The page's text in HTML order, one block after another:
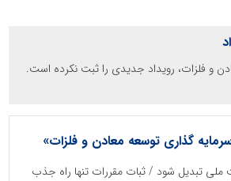
و فلزات، رویداد جدیدی را ثبت نکرده است.
گذاری توسعه معادن و فلزات»
ملی تبدیل شود / ثبات مقررات تنها راه جذب